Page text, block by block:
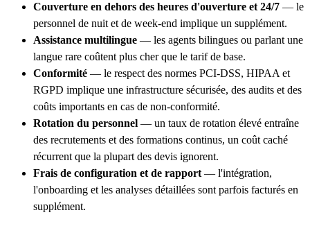
Couverture en dehors des heures d'ouverture et 24/7 — le
personnel de nuit et de week-end implique un supplément.
Assistance multilingue — les agents bilingues ou parlant une
langue rare coûtent plus cher que le tarif de base.
Conformité — le respect des normes PCI-DSS, HIPAA et
RGPD implique une infrastructure sécurisée, des audits et des
coûts importants en cas de non-conformité.
Rotation du personnel — un taux de rotation élevé entraîne
des recrutements et des formations continus, un coût caché
récurrent que la plupart des devis ignorent.
Frais de configuration et de rapport— l'intégration,
l'onboarding et les analyses détaillées sont parfois facturés en
supplément.